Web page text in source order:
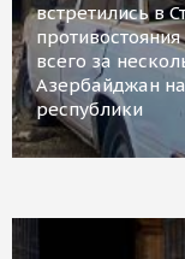
встретились в
всего за
Азербайджан
республики